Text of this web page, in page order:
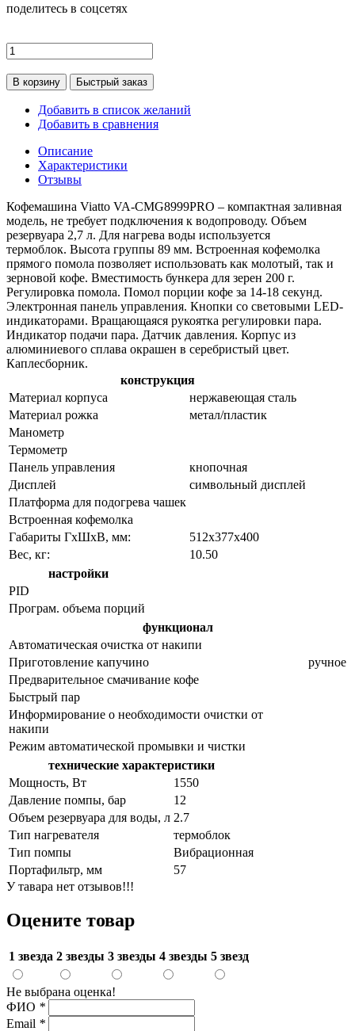
поделитесь в соцсетях
В корзину Быстрый заказ
Добавить в список желаний
Добавить в сравнения
Описание
Характеристики
Отзывы
Кофемашина Viatto VA-CMG8999PRO – компактная заливная
модель, не требует подключения к водопроводу. Объем
резервуара 2,7 л. Для нагрева воды используется
термоблок. Высота группы 89 мм. Встроенная кофемолка
прямого помола позволяет использовать как молотый, так и
зерновой кофе. Вместимость бункера для зерен 200 г.
Регулировка помола. Помол порции кофе за 14-18 секунд.
Электронная панель управления. Кнопки со световыми LED-
индикаторами. Вращающаяся рукоятка регулировки пара.
Индикатор подачи пара. Датчик давления. Корпус из
алюминиевого сплава окрашен в серебристый цвет.
Каплесборник.
конструкция
Материал корпуса
нержавеющая сталь
Материал рожка
метал/пластик
Манометр
Термометр
Панель управления
кнопочная
Дисплей
символьный дисплей
Платформа для подогрева чашек
Встроенная кофемолка
Габариты ГхШхВ, мм:
512х377х400
Вес, кг:
10.50
настройки
PID
Програм. объема порций
функционал
Автоматическая очистка от накипи
Приготовление капучино
ручное
Предварительное смачивание кофе
Быстрый пар
Информирование о необходимости очистки от
накипи
Режим автоматической промывки и чистки
технические характеристики
Мощность, Вт
1550
Давление помпы, бар
12
Объем резервуара для воды, л 2.7
Тип нагревателя
термоблок
Тип помпы
Вибрационная
Портафильтр, мм
57
У тавара нет отзывов!!!
Оцените товар
1 звезда 2 звезды 3 звезды 4 звезды 5 звезд
Не выбрана оценка!
ФИО *
Email *